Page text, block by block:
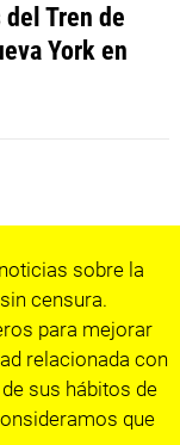
Tren de
York en
sobre la
censura.
para mejorar
relacionada con
sus hábitos de
que